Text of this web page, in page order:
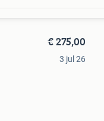
€ 275,00
3 jul 26